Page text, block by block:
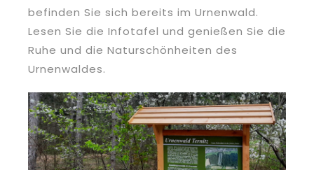
befinden Sie sich bereits im Urnenwald.
Lesen Sie die Infotafel und genießen Sie die
Ruhe und die Naturschönheiten des
Urnenwaldes.